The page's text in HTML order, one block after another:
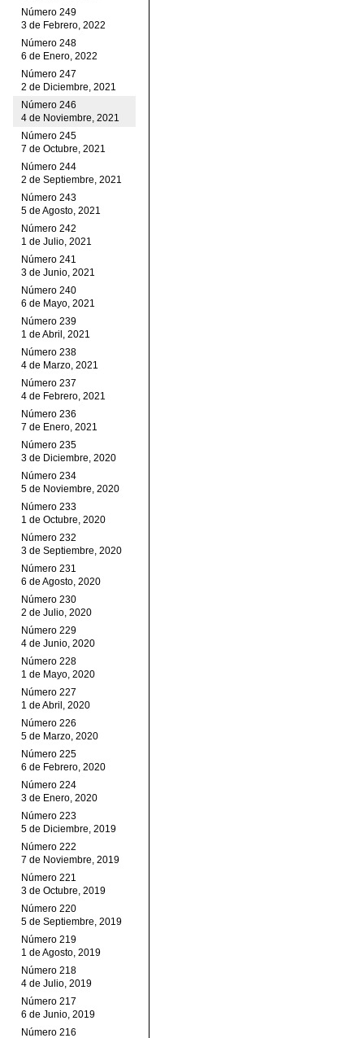
Número 249
3 de Febrero, 2022
Número 248
6 de Enero, 2022
Número 247
2 de Diciembre, 2021
Número 246
4 de Noviembre, 2021
Número 245
7 de Octubre, 2021
Número 244
2 de Septiembre, 2021
Número 243
5 de Agosto, 2021
Número 242
1 de Julio, 2021
Número 241
3 de Junio, 2021
Número 240
6 de Mayo, 2021
Número 239
1 de Abril, 2021
Número 238
4 de Marzo, 2021
Número 237
4 de Febrero, 2021
Número 236
7 de Enero, 2021
Número 235
3 de Diciembre, 2020
Número 234
5 de Noviembre, 2020
Número 233
1 de Octubre, 2020
Número 232
3 de Septiembre, 2020
Número 231
6 de Agosto, 2020
Número 230
2 de Julio, 2020
Número 229
4 de Junio, 2020
Número 228
1 de Mayo, 2020
Número 227
1 de Abril, 2020
Número 226
5 de Marzo, 2020
Número 225
6 de Febrero, 2020
Número 224
3 de Enero, 2020
Número 223
5 de Diciembre, 2019
Número 222
7 de Noviembre, 2019
Número 221
3 de Octubre, 2019
Número 220
5 de Septiembre, 2019
Número 219
1 de Agosto, 2019
Número 218
4 de Julio, 2019
Número 217
6 de Junio, 2019
Número 216